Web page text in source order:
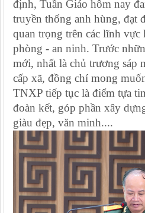
định, Tuần Giáo hôm nay
truyền thống anh hùng, đạt
quan trọng trên các lĩnh
phòng - an ninh. Trước
mới, nhất là chủ trương sáp
cấp xã, đồng chí mong
TNXP tiếp tục là điểm tựa
đoàn kết, góp phần xây
giàu đẹp, văn minh....